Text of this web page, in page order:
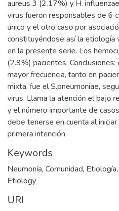
aureus 3 (2,17%) y H.
virus fueron responsables de 6
único y el otro caso por
constituyéndose así la etiología
en la presente serie. Los
(2.9%) pacientes.
mayor frecuencia, tanto en
mixta, fue el S.pneumoniae,
virus. Llama la atención el bajo
y el número importante de
debe tenerse en cuenta al
primera intención.
Keywords
Neumonía, Comunidad, Etiología,
Etiology
URI